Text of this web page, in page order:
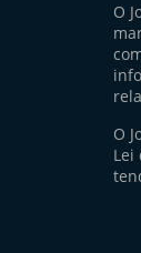
O
O
Lei